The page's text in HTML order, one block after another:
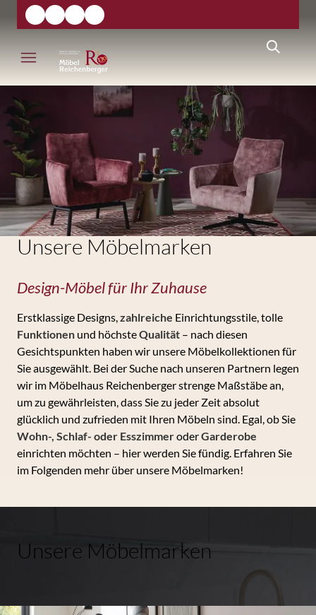
Unsere Möbelmarken
Design-Möbel für Ihr Zuhause
Erstklassige Designs,zahlreiche Einrichtungsstile, tolle
Funktionen und höchsteQualität – nach diesen
Gesichtspunkten haben wir unsere Möbelkollektionen für
Sie ausgewählt. Bei der Suche nach unseren Partnern legen
wir im Möbelhaus Reichenberger strenge Maßstäbe an,
um zu gewährleisten, dass Sie zu jeder Zeit absolut
glücklich und zufrieden mit Ihren Möbeln sind. Egal, ob Sie
Wohn-, Schlaf- oder EsszimmeroderGarderobe
einrichten möchten – hier werden Sie fündig. Erfahren Sie
im Folgenden mehr über unsere Möbelmarken!
Unsere Möbelmarken